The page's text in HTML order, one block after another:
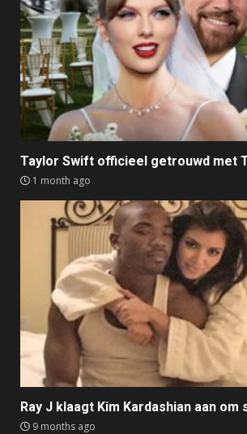
Taylor Swift officieel getrouwd met
1 month ago
Ray J klaagt Kim Kardashian aan om
9 months ago